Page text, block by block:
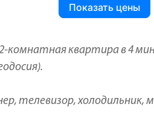
Показать цены
комнатная квартира в 4
телевизор,